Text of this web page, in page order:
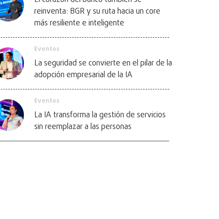
reinventa: BGR y su ruta hacia un core
más resiliente e inteligente
Eventos
La seguridad se convierte en el pilar de la
adopción empresarial de la IA
Eventos
La IA transforma la gestión de servicios
sin reemplazar a las personas